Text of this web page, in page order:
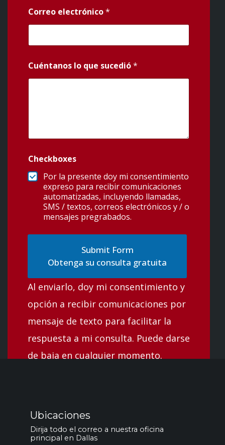
Correo electrónico*
Cuéntanos lo que sucedió*
Checkboxes
Por la presente doy mi consentimiento
expreso para recibir comunicaciones
automatizadas, incluyendo llamadas,
SMS / textos, correos electrónicos y / o
mensajes pregrabados.
Obtenga su consulta gratuita
Al enviarlo, doy mi consentimiento y
opción a recibir comunicaciones por
mensaje de texto para facilitar la
respuesta a mi consulta. Puede darse
de baja en cualquier momento.
Ubicaciones
Dirija todo el correo a nuestra oficina
principal en Dallas